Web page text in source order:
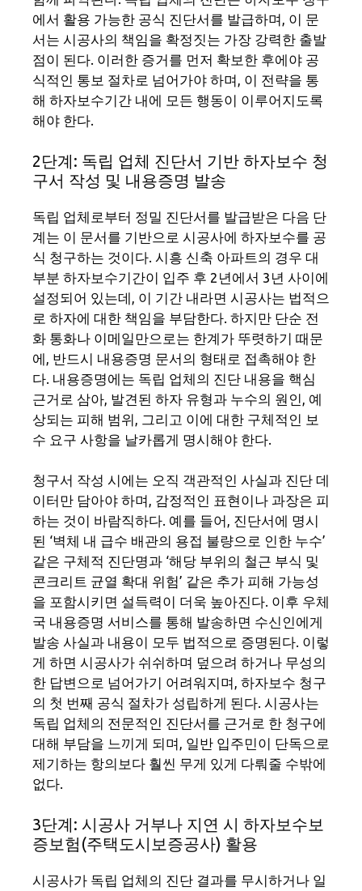
에서 활용 가능한 공식 진단서를 발급하며, 이 문
서는 시공사의 책임을 확정짓는 가장 강력한 출발
점이 된다. 이러한 증거를 먼저 확보한 후에야 공
식적인 통보 절차로 넘어가야 하며, 이 전략을 통
해 하자보수기간 내에 모든 행동이 이루어지도록
해야 한다.
2단계: 독립 업체 진단서 기반 하자보수 청
구서 작성 및 내용증명 발송
독립 업체로부터 정밀 진단서를 발급받은 다음 단
계는 이 문서를 기반으로 시공사에 하자보수를 공
식 청구하는 것이다. 시흥 신축 아파트의 경우 대
부분 하자보수기간이 입주 후 2년에서 3년 사이에
설정되어 있는데, 이 기간 내라면 시공사는 법적으
로 하자에 대한 책임을 부담한다. 하지만 단순 전
화 통화나 이메일만으로는 한계가 뚜렷하기 때문
에, 반드시 내용증명 문서의 형태로 접촉해야 한
다. 내용증명에는 독립 업체의 진단 내용을 핵심
근거로 삼아, 발견된 하자 유형과 누수의 원인, 예
상되는 피해 범위, 그리고 이에 대한 구체적인 보
수 요구 사항을 날카롭게 명시해야 한다.
청구서 작성 시에는 오직 객관적인 사실과 진단 데
이터만 담아야 하며, 감정적인 표현이나 과장은 피
하는 것이 바람직하다. 예를 들어, 진단서에 명시
된 ‘벽체 내 급수 배관의 용접 불량으로 인한 누수’
같은 구체적 진단명과 ‘해당 부위의 철근 부식 및
콘크리트 균열 확대 위험’ 같은 추가 피해 가능성
을 포함시키면 설득력이 더욱 높아진다. 이후 우체
국 내용증명 서비스를 통해 발송하면 수신인에게
발송 사실과 내용이 모두 법적으로 증명된다. 이렇
게 하면 시공사가 쉬쉬하며 덮으려 하거나 무성의
한 답변으로 넘어가기 어려워지며, 하자보수 청구
의 첫 번째 공식 절차가 성립하게 된다. 시공사는
독립 업체의 전문적인 진단서를 근거로 한 청구에
대해 부담을 느끼게 되며, 일반 입주민이 단독으로
제기하는 항의보다 훨씬 무게 있게 다뤄줄 수밖에
없다.
3단계: 시공사 거부나 지연 시 하자보수보
증보험(주택도시보증공사) 활용
시공사가 독립 업체의 진단 결과를 무시하거나 일